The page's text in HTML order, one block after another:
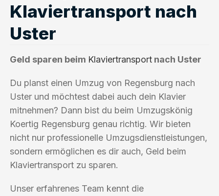
Klaviertransport nach
Uster
Geld sparen beim Klaviertransport nach Uster
Du planst einen Umzug von Regensburg nach
Uster und möchtest dabei auch dein Klavier
mitnehmen? Dann bist du beim Umzugskönig
Koertig Regensburg genau richtig. Wir bieten
nicht nur professionelle Umzugsdienstleistungen,
sondern ermöglichen es dir auch, Geld beim
Klaviertransport zu sparen.
Unser erfahrenes Team kennt die